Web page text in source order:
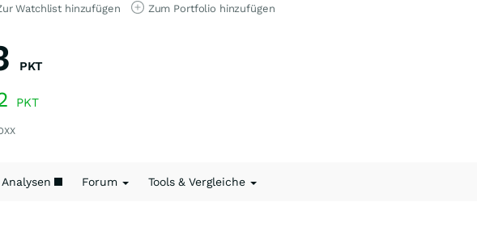
Watchlist hinzufügen Zum Portfolio hinzufügen
PKT
PKT
Forum Tools & Vergleiche